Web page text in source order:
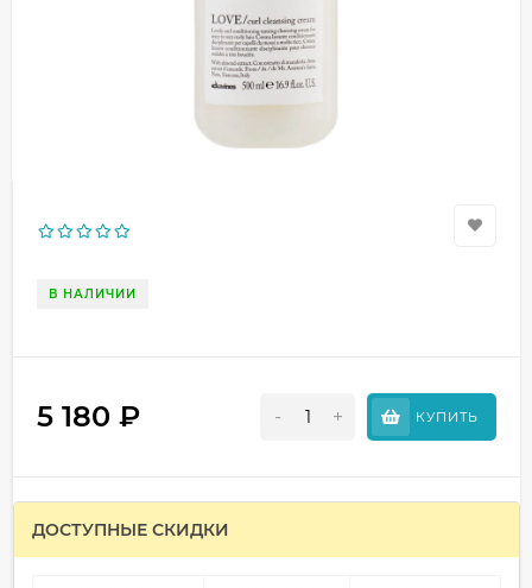
В НАЛИЧИИ
5 180 ₽ - + КУПИТЬ
ДОСТУПНЫЕ СКИДКИ